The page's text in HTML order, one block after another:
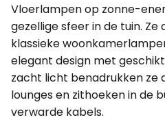
Vloerlampen op zonne-
gezellige sfeer in de tuin. Ze
klassieke
elegant design met
zacht licht benadrukken ze
lounges en zithoeken in de
verwarde kabels.